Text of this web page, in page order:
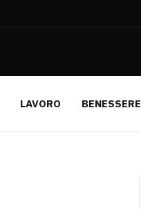
LAVORO BENESSERE